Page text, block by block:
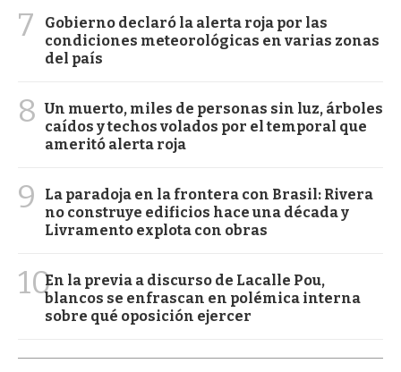
7
Gobierno declaró la alerta roja por las
condiciones meteorológicas en varias zonas
del país
8 Un muerto, miles de personas sin luz, árboles
caídos y techos volados por el temporal que
ameritó alerta roja
9
La paradoja en la frontera con Brasil: Rivera
no construye edificios hace una década y
Livramento explota con obras
10En la previa a discurso de Lacalle Pou,
blancos se enfrascan en polémica interna
sobre qué oposición ejercer